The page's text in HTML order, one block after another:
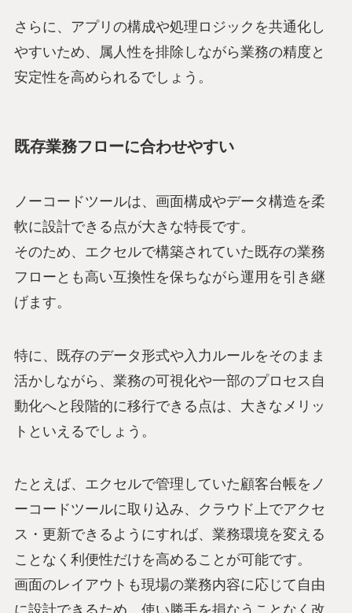
さらに、アプリの構成や処理ロジックを共通化し
やすいため、属人性を排除しながら業務の精度と
安定性を高められるでしょう。
既存業務フローに合わせやすい
ノーコードツールは、画面構成やデータ構造を柔
軟に設計できる点が大きな特長です。
そのため、エクセルで構築されていた既存の業務
フローとも高い互換性を保ちながら運用を引き継
げます。
特に、既存のデータ形式や入力ルールをそのまま
活かしながら、業務の可視化や一部のプロセス自
動化へと段階的に移行できる点は、大きなメリッ
トといえるでしょう。
たとえば、エクセルで管理していた顧客台帳をノ
ーコードツールに取り込み、クラウド上でアクセ
ス・更新できるようにすれば、業務環境を変える
ことなく利便性だけを高めることが可能です。
画面のレイアウトも現場の業務内容に応じて自由